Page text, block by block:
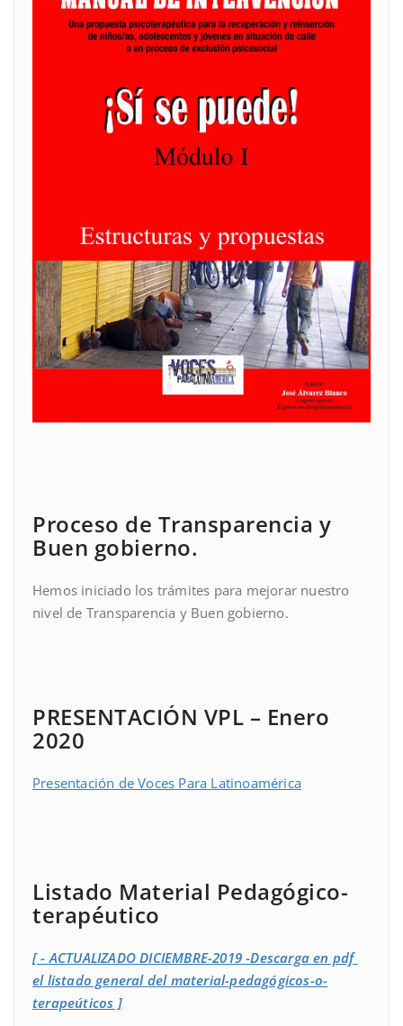
Proceso de Transparencia y
Buen gobierno.
Hemos iniciado los trámites para mejorar nuestro
nivel de Transparencia y Buen gobierno.
PRESENTACIÓN VPL – Enero
2020
Presentación de Voces Para Latinoamérica
Listado Material Pedagógico-
terapéutico
[ - ACTUALIZADO DICIEMBRE-2019 -Descarga en pdf
el listado general del material-pedagógicos-o-
terapeúticos ]